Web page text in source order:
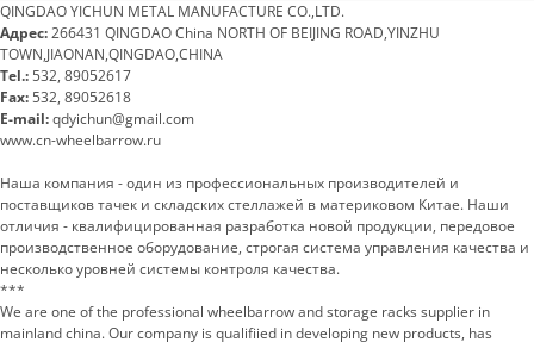
QINGDAO YICHUN METAL MANUFACTURE CO.,LTD.
Адрес:266431 QINGDAO China NORTH OF BEIJING ROAD,YINZHU
TOWN,JIAONAN,QINGDAO,CHINA
Tel.: 532, 89052617
Fax: 532, 89052618
E-mail:qdyichun@gmail.com
www.cn-wheelbarrow.ru
Наша компания - один из профессиональных производителей и
поставщиков тачек и складских стеллажей в материковом Китае. Наши
отличия - квалифицированная разработка новой продукции, передовое
производственное оборудование, строгая система управления качества и
несколько уровней системы контроля качества.
***
We are one of the professional wheelbarrow and storage racks supplier in
mainland china. Our company is qualifiied in developing new products, has